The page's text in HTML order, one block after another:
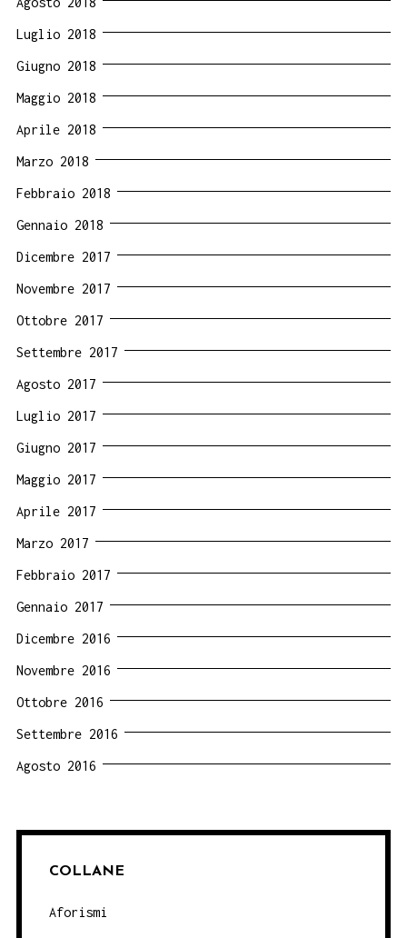
Luglio 2018
Giugno 2018
Maggio 2018
Aprile 2018
Marzo 2018
Febbraio 2018
Gennaio 2018
Dicembre 2017
Novembre 2017
Ottobre 2017
Settembre 2017
Agosto 2017
Luglio 2017
Giugno 2017
Maggio 2017
Aprile 2017
Marzo 2017
Febbraio 2017
Gennaio 2017
Dicembre 2016
Novembre 2016
Ottobre 2016
Settembre 2016
Agosto 2016
COLLANE
Aforismi